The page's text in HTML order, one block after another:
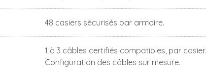
48 casiers sécurisés par armoire.
1 à 3 câbles certifiés compatibles, par casier.
Configuration des câbles sur mesure.